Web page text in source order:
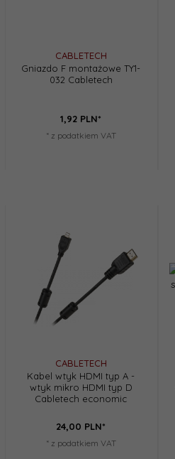
CABLETECH
Gniazdo F montażowe TY1-
032 Cabletech
1,92 PLN*
* z podatkiem VAT
CABLETECH
Kabel wtyk HDMI typ A -
wtyk mikro HDMI typ D
Cabletech economic
24,00 PLN*
* z podatkiem VAT